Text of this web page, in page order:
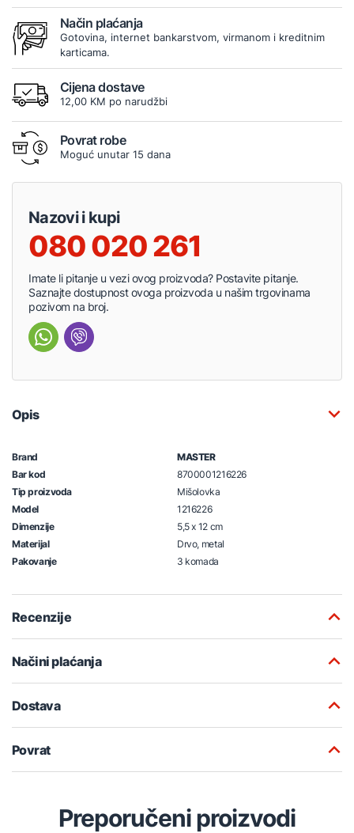
Način plaćanja
Gotovina, internet bankarstvom, virmanom i kreditnim
karticama.
Cijena dostave
12,00 KM po narudžbi
Povrat robe
Moguć unutar 15 dana
Nazovi i kupi
080 020 261
Imate li pitanje u vezi ovog proizvoda? Postavite pitanje.
Saznajte dostupnost ovoga proizvoda u našim trgovinama
pozivom na broj.
Opis
Brand
MASTER
Bar kod
8700001216226
Tip proizvoda
Mišolovka
Model
1216226
Dimenzije
5,5 x 12 cm
Materijal
Drvo, metal
Pakovanje
3 komada
Recenzije
Načini plaćanja
Dostava
Povrat
Preporučeni proizvodi